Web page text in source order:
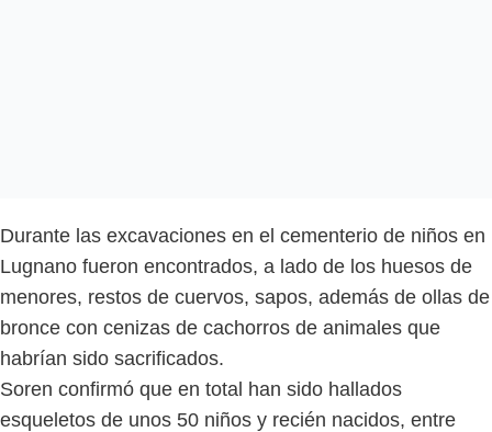
Durante las excavaciones en el cementerio de niños en
Lugnano fueron encontrados, a lado de los huesos de
menores, restos de cuervos, sapos, además de ollas de
bronce con cenizas de cachorros de animales que
habrían sido sacrificados.
Soren confirmó que en total han sido hallados
esqueletos de unos 50 niños y recién nacidos, entre